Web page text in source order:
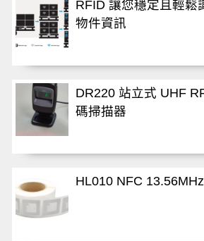
RFID 讓您穩定且輕鬆
物件資訊
DR220 站立式 UHF
碼掃描器
HL010 NFC